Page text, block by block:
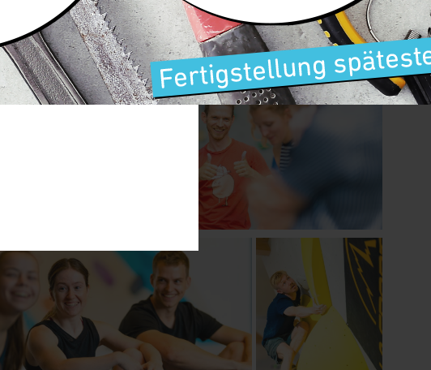
und das spaßige Miteinander bei den 30 Specialboulder!
anAlexander Bockfür die fotografische Begleitung!